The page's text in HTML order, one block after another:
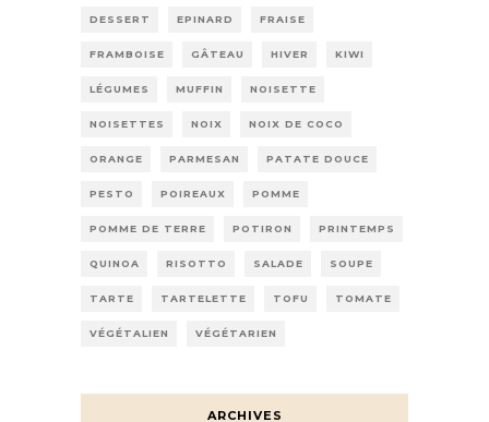
DESSERT EPINARD FRAISE
FRAMBOISE GÂTEAU HIVER KIWI
LÉGUMES MUFFIN NOISETTE
NOISETTES NOIX NOIX DE COCO
ORANGE PARMESAN PATATE DOUCE
PESTO POIREAUX POMME
POMME DE TERRE POTIRON PRINTEMPS
QUINOA RISOTTO SALADE SOUPE
TARTE TARTELETTE TOFU TOMATE
VÉGÉTALIEN VÉGÉTARIEN
ARCHIVES